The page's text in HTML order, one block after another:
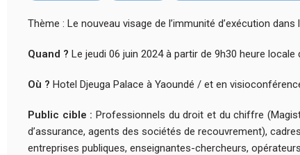
Thème : Le nouveau visage de l’immunité d’exécution dans
Quand ? Le jeudi 06 juin 2024 à partir de 9h30 heure locale
Où ? Hotel Djeuga Palace à Yaoundé / et en
Public cible : Professionnels du droit et du chiffre
d’assurance, agents des sociétés de recouvrement),
entreprises publiques, enseignantes-chercheurs,